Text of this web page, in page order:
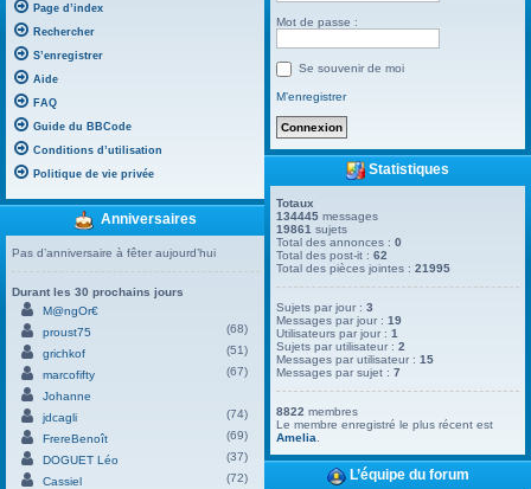
Page d’index
Rechercher
S’enregistrer
Aide
FAQ
Guide du BBCode
Conditions d’utilisation
Politique de vie privée
Anniversaires
Pas d’anniversaire à fêter aujourd’hui
Durant les 30 prochains jours
M@ngOr€
proust75
(68)
grichkof
(51)
marcofifty
(67)
Johanne
jdcagli
(74)
FrereBenoît
(69)
DOGUET Léo
(37)
Cassiel
(72)
Mot de passe :
Se souvenir de moi
M’enregistrer
Statistiques
Totaux
134445 messages
19861 sujets
Total des annonces :0
Total des post-it :62
Total des pièces jointes :21995
Sujets par jour :3
Messages par jour :19
Utilisateurs par jour :1
Sujets par utilisateur :2
Messages par utilisateur :15
Messages par sujet :7
8822 membres
Le membre enregistré le plus récent est
Amelia
L’équipe du forum